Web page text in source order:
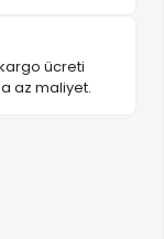
ücreti
az maliyet.